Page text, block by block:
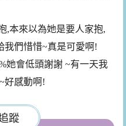
,本來以為她是要人家抱,
我們惜惜~真是可愛啊!
她會低頭謝謝 ~有一天我
好感動啊!
蹤